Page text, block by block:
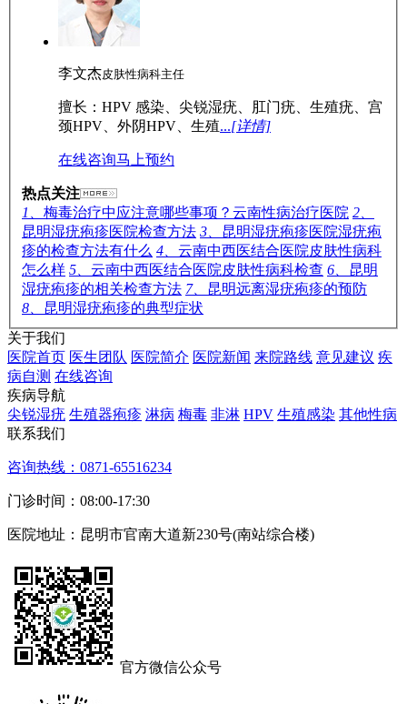
李文杰皮肤性病科主任
擅长：HPV 感染、尖锐湿疣、肛门疣、生殖疣、宫
颈HPV、外阴HPV、生殖...[详情]
在线咨询马上预约
热点关注
1、 梅毒治疗中应注意哪些事项？云南性病治疗医院 2、
昆明湿疣疱疹医院检查方法 3、 昆明湿疣疱疹医院湿疣疱
疹的检查方法有什么 4、 云南中西医结合医院皮肤性病科
怎么样 5、 云南中西医结合医院皮肤性病科检查 6、 昆明
湿疣疱疹的相关检查方法 7、 昆明远离湿疣疱疹的预防
8、 昆明湿疣疱疹的典型症状
关于我们
医院首页 医生团队 医院简介 医院新闻 来院路线 意见建议 疾
病自测 在线咨询
疾病导航
尖锐湿疣 生殖器疱疹 淋病 梅毒 非淋 HPV 生殖感染 其他性病
联系我们
咨询热线：0871-65516234
门诊时间：08:00-17:30
医院地址：昆明市官南大道新230号(南站综合楼)
官方微信公众号